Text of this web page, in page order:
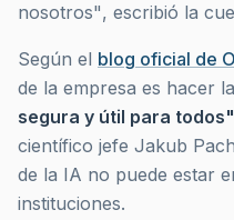
nosotros", escribió la
Según el blog oficial de
de la empresa es hacer
segura y útil para todos"
científico jefe Jakub
de la IA no puede estar
instituciones.